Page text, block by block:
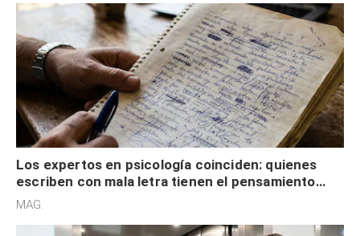
Los expertos en psicología coinciden: quienes
escriben con mala letra tienen el pensamiento
acelerado y no lo hacen por desinterés
MAG.